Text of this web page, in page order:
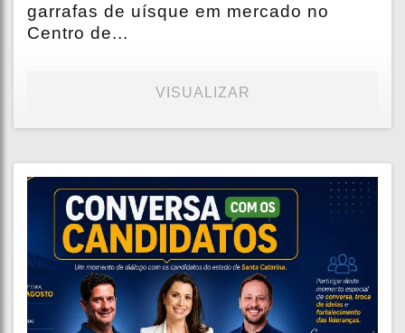
garrafas de uísque em mercado no
Centro de...
VISUALIZAR